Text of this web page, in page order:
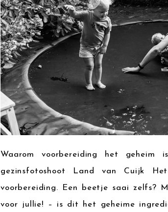
Waarom voorbereiding het geheim
gezinsfotoshoot Land van Cuijk
voorbereiding. Een beetje saai zelfs?
voor jullie! – is dit het geheime